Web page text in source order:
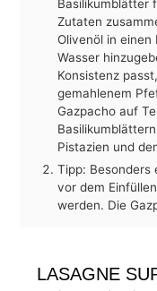
Basilikumblätter
Zutaten
Olivenöl in einen
Wasser
Konsistenz
gemahlenem
Gazpacho auf
Pistazien und
Tipp: Besonders
vor dem
werden. Die
LASAGNE